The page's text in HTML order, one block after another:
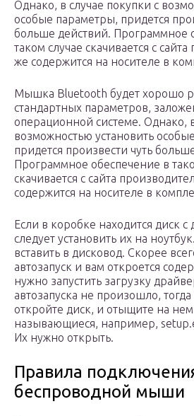
Однако, в случае покупки с
особые параметры, придется
больше действий. Программное
таком случае скачивается с
же содержится на носителе в
Мышка Bluetooth будет хорошо
стандартных параметров,
операционной системе. Однако,
возможностью установить
придется произвести чуть
Программное обеспечение в
скачивается с сайта
содержится на носителе в
Если в коробке находится диск
следует установить их на
вставить в дисковод. Скорее
автозапуск и вам откроется
нужно запустить загрузку
автозапуска не произошло,
откройте диск, и отыщите на
называющиеся, например,
Их нужно открыть.
Правила
беспроводной мыши